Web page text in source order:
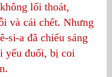
lối thoát,
và cái chết. Nhưng
si-a đã chiếu sáng
yếu đuối, bị coi